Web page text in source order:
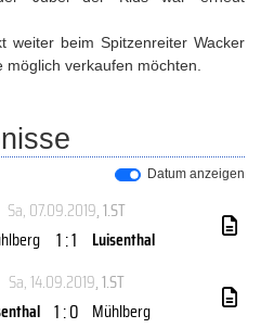
weiter beim Spitzenreiter Wacker
verkaufen möchten.
Datum anzeigen
Sa, 07.09.2019, 1.ST
1 : 1
Luisenthal
Sa, 14.09.2019, 1.ST
1 : 0 Mühlberg